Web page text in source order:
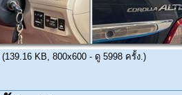
(139.16 KB, 800x600 - ดู 5998 ครั้ง.)